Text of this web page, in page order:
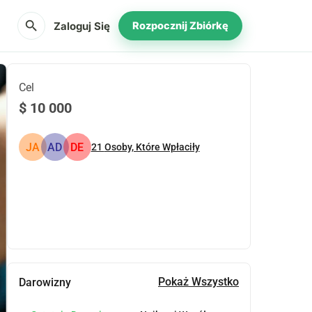
search Zaloguj Się Rozpocznij Zbiórkę
Cel
$ 10 000
JA AD DE 21 Osoby, Które Wpłaciły
Darowizny Pokaż Wszystko